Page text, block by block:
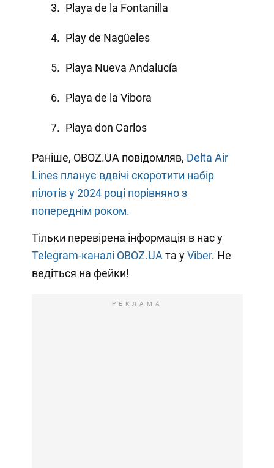
Playa de la Fontanilla
Play de Nagüeles
Playa Nueva Andalucía
Playa de la Vibora
Playa don Carlos
Раніше, OBOZ.UA повідомляв, Delta Air
Lines планує вдвічі скоротити набір
пілотів у 2024 році порівняно з
попереднім роком.
Тільки перевірена інформація в нас у
Telegram-каналі OBOZ.UA та уViber. Не
ведіться на фейки!
РЕКЛАМА